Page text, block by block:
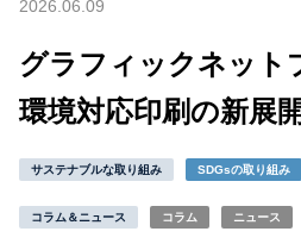
2026.06.09
グラフィックネット
環境対応印刷の新展開
サステナブルな取り組み SDGsの取り組み
コラム＆ニュース コラム ニュース